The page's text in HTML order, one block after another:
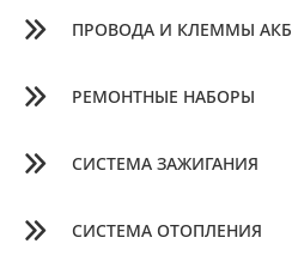
ПРОВОДА И КЛЕММЫ АКБ
РЕМОНТНЫЕ НАБОРЫ
СИСТЕМА ЗАЖИГАНИЯ
СИСТЕМА ОТОПЛЕНИЯ